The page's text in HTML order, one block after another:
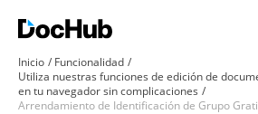
Inicio
Funcionalidad
Utiliza nuestras funciones de edición de
en tu navegador sin complicaciones
Arrendamiento de Identificación de Grupo